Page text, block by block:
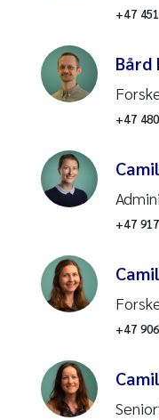
Renseanlegg
Sur nedbør
Tungmetaller
Vannkvalitet
+47
+47
+47
+47